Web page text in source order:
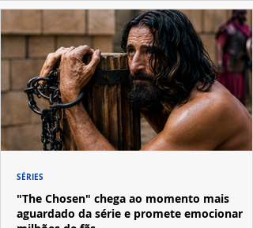
"The Chosen" chega ao momento mais
aguardado da série e promete emocionar
SÉRIES